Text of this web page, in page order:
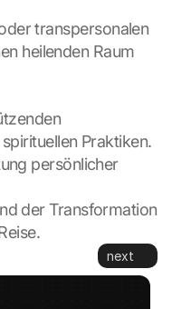
transpersonalen
heilenden Raum
Praktiken.
persönlicher
der Transformation
next